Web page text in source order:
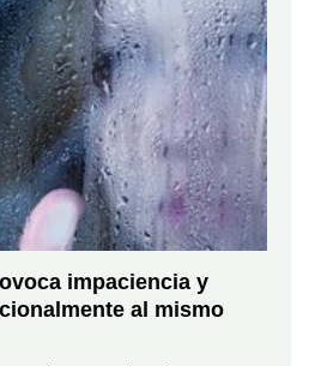
impaciencia y
al mismo